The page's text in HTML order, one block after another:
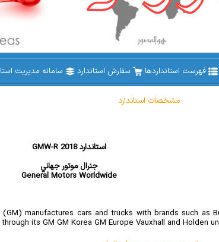
فهرست استانداردها سفارش استاندارد سامانه مدیریت
مشخصات استاندارد
GMW-R 2018 استاندارد
جنرال موتور جهاني
General Motors Worldwide
manufactures cars and trucks with brands such as
its GM GM Korea GM Europe Vauxhall and Holden